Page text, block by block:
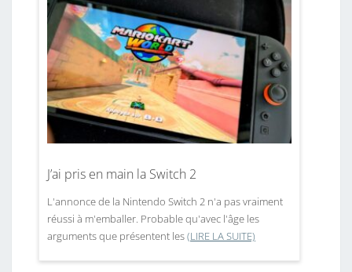
J’ai pris en main la Switch 2
L'annonce de la Nintendo Switch 2 n'a pas vraiment
réussi à m'emballer. Probable qu'avec l'âge les
arguments que présentent les(LIRE LA SUITE)